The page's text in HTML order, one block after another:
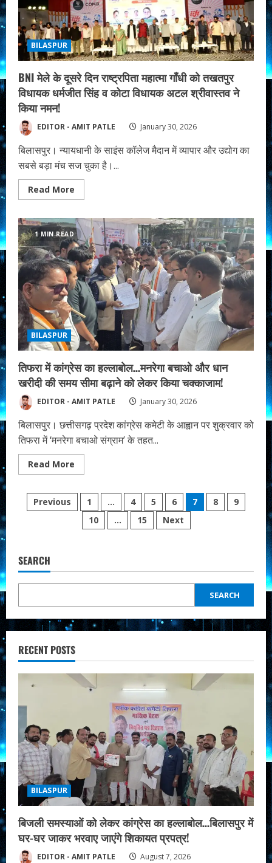
में
उतरीं
नन्ही
प्रतिभाएं,
50
साल
का
साथ
निभाने
वाले
‘आदर्श
दंपतियों’
सम्मान।
BILASPUR
BNI मेले के दूसरे दिन राष्ट्रपिता महात्मा गॉंधी को तखतपुर
विधायक धर्मजीत सिंह व कोटा विधायक अटल श्रीवास्तव ने
किया नमन!
EDITOR - AMIT PATLE January 30, 2026
बिलासपुर। न्यायधानी के साइंस कॉलेज मैदान में व्यापार और उद्योग का
सबसे बड़ा मंच सज चुका है।...
Read More
more
मेले
के
दूसरे
दिन
राष्ट्रपिता
महात्मा
गॉंधी
को
तखतपुर
विधायक
धर्मजीत
सिंह
व
कोटा
विधायक
अटल
ने
किया
नमन!
1 MIN READ
BILASPUR
तिफरा में कांग्रेस का हल्लाबोल…मनरेगा बचाओ और धान
खरीदी की समय सीमा बढ़ाने को लेकर किया चक्काजाम!
EDITOR - AMIT PATLE January 30, 2026
बिलासपुर। छत्तीसगढ़ प्रदेश कांग्रेस कमेटी के आह्वान पर शुक्रवार को
तिफरा में ‘मनरेगा बचाओ संग्राम’ के तहत...
Read More
more
में
कांग्रेस
का
हल्लाबोल…
मनरेगा
की
समय
को
लेकर
किया
चक्काजाम!
Posts
pagination
Previous 1 … 4 5 6 7 8
9
10
… 15 Next
SEARCH
SEARCH
RECENT POSTS
BILASPUR
बिजली समस्याओं को लेकर कांग्रेस का हल्लाबोल…बिलासपुर में
घर-घर जाकर भरवाए जाएंगे शिकायत प्रपत्र!
EDITOR - AMIT PATLE August 7, 2026